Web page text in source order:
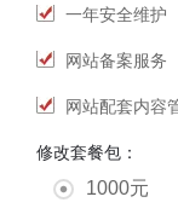
一年安全维护
网站备案服务
网站配套内容
修改套餐包：
1000元